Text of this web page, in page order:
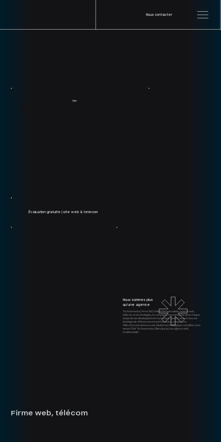
Nous contacter
ton
Évaluation gratuite | site web & telecom
Nous sommes plus
qu'une agence
Technomentor, firme SEO à Montréal spécialisée aussi en web,
télécom et technologies, accompagne ton entreprise dans chaque
étape de son développement numérique. Que tu recherches une
stratégie de référencement performante, un expert en
télécommunications ou une solution technologique complète, nous
serons TON Technomentor. Bien plus qu’une agence web
traditionnelle !
Firme web, télécom et technologies | La meilleure